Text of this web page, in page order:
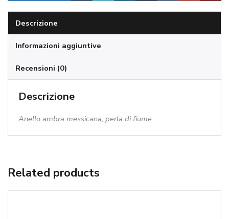
Descrizione
Informazioni aggiuntive
Recensioni (0)
Descrizione
Anello ambra messicana, perla di fiume
Related products